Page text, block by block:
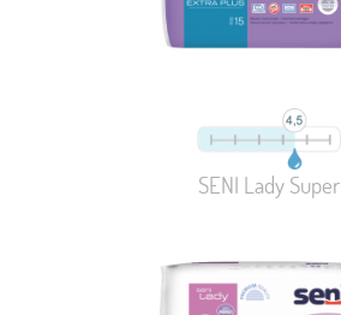
SENI Lady Super